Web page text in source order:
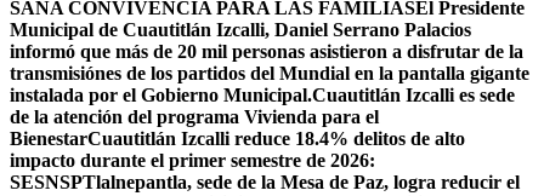
SANA CONVIVENCIA PARA LAS FAMILIASEl Presidente
Municipal de Cuautitlán Izcalli, Daniel Serrano Palacios
informó que más de 20 mil personas asistieron a disfrutar de la
transmisiónes de los partidos del Mundial en la pantalla gigante
instalada por el Gobierno Municipal.Cuautitlán Izcalli es sede
de la atención del programa Vivienda para el
BienestarCuautitlán Izcalli reduce 18.4% delitos de alto
impacto durante el primer semestre de 2026:
SESNSPTlalnepantla, sede de la Mesa de Paz, logra reducir el